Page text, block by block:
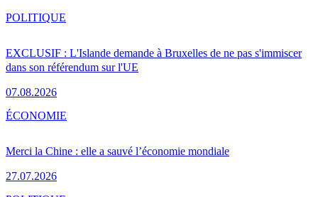
EXCLUSIF : L'Islande demande à Bruxelles de ne pas s'immiscer
dans son référendum sur l'UE
07.08.2026
POLITIQUE
Merci la Chine : elle a sauvé l’économie mondiale
27.07.2026
ÉCONOMIE